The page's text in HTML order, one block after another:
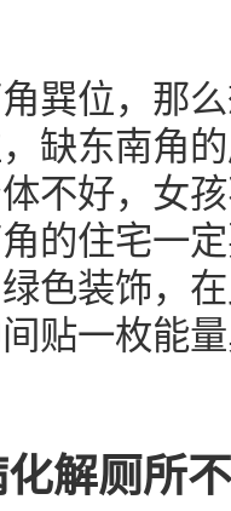
巽位，那
缺东南角
不好，女
的住宅一
色装饰，
贴一枚能
解厕所